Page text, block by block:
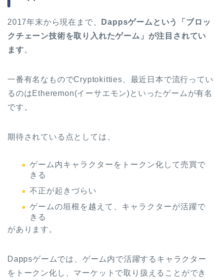
2017年末から現在まで、
Dappsゲームという「ブロッ
クチェーン技術を取り入れたゲーム」が注目されてい
ます。
一番有名なものでCryptokitties、最近日本で流行ってい
るのはEtheremon(イーサエモン)といったゲームが有名
です。
期待されている点としては、
ゲーム内キャラクターをトークン化して売買で
きる
不正が起きづらい
ゲームの垣根を越えて、キャラクターが活躍で
きる
があります。
Dappsゲームでは、ゲーム内で活躍するキャラクター
をトークン化し、マーケットで取り扱えることができ